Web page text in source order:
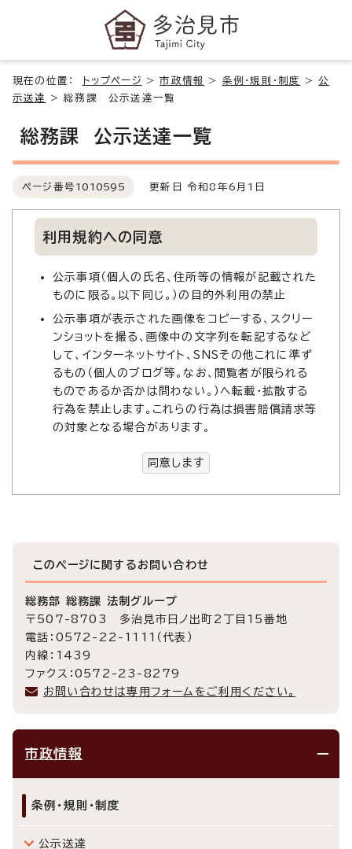
現在の位置： トップページ >市政情報 > 条例・規則・制度 >公
示送達
>総務課 公示送達一覧
総務課 公示送達一覧
ページ番号 1010595 更新日 令和8年6月1日
利用規約への同意
公示事項（個人の氏名、住所等の情報が記載された
ものに限る。以下同じ。）の目的外利用の禁止
公示事項が表示された画像をコピーする、スクリー
ンショットを撮る、画像中の文字列を転記するなど
して、インターネットサイト、SNSその他これに準ず
るもの（個人のブログ等。なお、閲覧者が限られる
ものであるか否かは問わない。）へ転載・拡散する
行為を禁止します。これらの行為は損害賠償請求等
の対象となる場合があります。
同意します
このページに関する お問い合わせ
総務部 総務課 法制グループ
〒507-8703 多治見市日ノ出町2丁目15番地
電話：0572-22-1111（代表）
内線：1439
ファクス：0572-23-8279
お問い合わせは専用フォームをご利用ください。
市政情報
条例・規則・制度
公示送達